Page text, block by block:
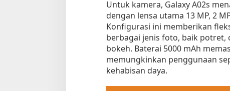
Untuk kamera, Galaxy A02s
dengan lensa utama 13 MP, 2
Konfigurasi ini memberikan
berbagai jenis foto, baik potret,
bokeh. Baterai 5000 mAh
memungkinkan penggunaan
kehabisan daya.